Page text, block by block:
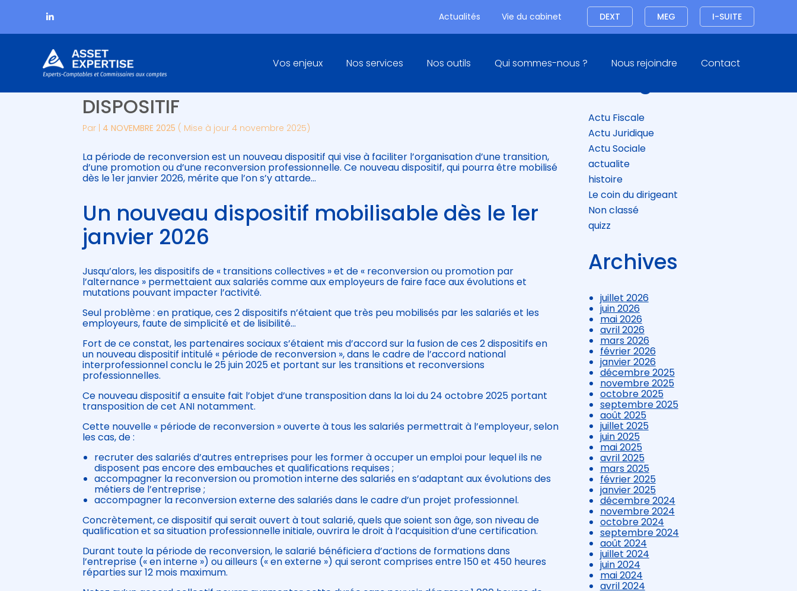
Actualités Vie du cabinet Connexion I-SUITE
MEG
DEXT
Aller
au
Principal
Vos enjeux Nos services Nos outils Qui sommes-nous ? Nous rejoindre Contact
PÉRIODE DE RECONVERSION : UN NOUVEAU
DISPOSITIF
Par 4 NOVEMBRE 2025 ( Mise à jour 4 novembre 2025)
La période de reconversion est un nouveau dispositif qui vise à faciliter l’organisation d’une transition,
d’une promotion ou d’une reconversion professionnelle. Ce nouveau dispositif, qui pourra être mobilisé
dès le 1er janvier 2026, mérite que l’on s’y attarde…
Un nouveau dispositif mobilisable dès le 1er
janvier 2026
Jusqu’alors, les dispositifs de « transitions collectives » et de « reconversion ou promotion par
l’alternance » permettaient aux salariés comme aux employeurs de faire face aux évolutions et
mutations pouvant impacter l’activité.
Seul problème : en pratique, ces 2 dispositifs n’étaient que très peu mobilisés par les salariés et les
employeurs, faute de simplicité et de lisibilité…
Fort de ce constat, les partenaires sociaux s’étaient mis d’accord sur la fusion de ces 2 dispositifs en
un nouveau dispositif intitulé « période de reconversion », dans le cadre de l’accord national
interprofessionnel conclu le 25 juin 2025 et portant sur les transitions et reconversions
professionnelles.
Ce nouveau dispositif a ensuite fait l’objet d’une transposition dans la loi du 24 octobre 2025 portant
transposition de cet ANI notamment.
Cette nouvelle « période de reconversion » ouverte à tous les salariés permettrait à l’employeur, selon
les cas, de :
recruter des salariés d’autres entreprises pour les former à occuper un emploi pour lequel ils ne
disposent pas encore des embauches et qualifications requises ;
accompagner la reconversion ou promotion interne des salariés en s’adaptant aux évolutions des
métiers de l’entreprise ;
accompagner la reconversion externe des salariés dans le cadre d’un projet professionnel.
Concrètement, ce dispositif qui serait ouvert à tout salarié, quels que soient son âge, son niveau de
qualification et sa situation professionnelle initiale, ouvrira le droit à l’acquisition d’une certification.
Durant toute la période de reconversion, le salarié bénéficiera d’actions de formations dans
l’entreprise (« en interne ») ou ailleurs (« en externe ») qui seront comprises entre 150 et 450 heures
réparties sur 12 mois maximum.
Blog
Actu Fiscale
Actu Juridique
Actu Sociale
actualite
histoire
Le coin du dirigeant
Non classé
quizz
Archives
juillet 2026
juin 2026
mai 2026
avril 2026
mars 2026
février 2026
janvier 2026
décembre 2025
novembre 2025
octobre 2025
septembre 2025
août 2025
juillet 2025
juin 2025
mai 2025
avril 2025
mars 2025
février 2025
janvier 2025
décembre 2024
novembre 2024
octobre 2024
septembre 2024
août 2024
juillet 2024
juin 2024
mai 2024
avril 2024